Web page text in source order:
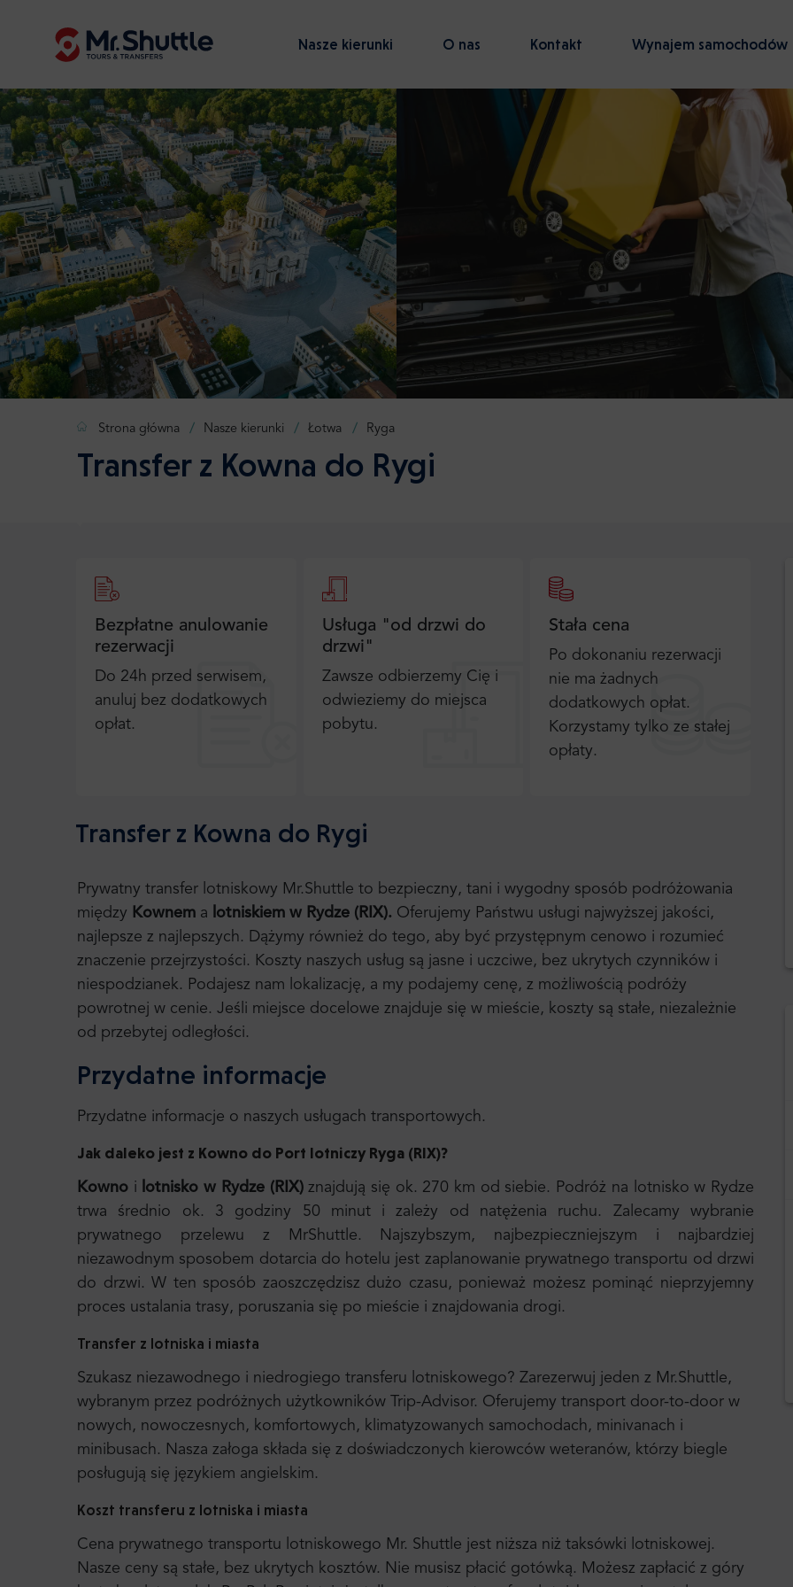
Nasze kierunki O nas Kontakt Wynajem samochodów
Strona główna Nasze kierunki Łotwa Ryga
Transfer z Kowna do Rygi
Bezpłatne anulowanie
rezerwacji
Do 24h przed serwisem,
anuluj bez dodatkowych
opłat.
Usługa "od drzwi do
drzwi"
Zawsze odbierzemy Cię i
odwieziemy do miejsca
pobytu.
Stała cena
Po dokonaniu rezerwacji
nie ma żadnych
dodatkowych opłat.
Korzystamy tylko ze stałej
opłaty.
Transfer z Kowna do Rygi
Prywatny transfer lotniskowy Mr.Shuttle to bezpieczny, tani i wygodny sposób podróżowania
między Kownem a lotniskiem w Rydze (RIX). Oferujemy Państwu usługi najwyższej jakości,
najlepsze z najlepszych. Dążymy również do tego, aby być przystępnym cenowo i rozumieć
znaczenie przejrzystości. Koszty naszych usług są jasne i uczciwe, bez ukrytych czynników i
niespodzianek. Podajesz nam lokalizację, a my podajemy cenę, z możliwością podróży
powrotnej w cenie. Jeśli miejsce docelowe znajduje się w mieście, koszty są stałe, niezależnie
od przebytej odległości.
Przydatne informacje
Przydatne informacje o naszych usługach transportowych.
Jak daleko jest z Kowno do Port lotniczy Ryga (RIX)?
Kowno i lotnisko w Rydze (RIX)znajdują się ok. 270 km od siebie. Podróż na lotnisko w Rydze
trwa średnio ok. 3 godziny 50 minut i zależy od natężenia ruchu. Zalecamy wybranie
prywatnego przelewu z MrShuttle. Najszybszym, najbezpieczniejszym i najbardziej
niezawodnym sposobem dotarcia do hotelu jest zaplanowanie prywatnego transportu od drzwi
do drzwi. W ten sposób zaoszczędzisz dużo czasu, ponieważ możesz pominąć nieprzyjemny
proces ustalania trasy, poruszania się po mieście i znajdowania drogi.
Transfer z lotniska i miasta
Szukasz niezawodnego i niedrogiego transferu lotniskowego? Zarezerwuj jeden z Mr.Shuttle,
wybranym przez podróżnych użytkowników Trip-Advisor. Oferujemy transport door-to-door w
nowych, nowoczesnych, komfortowych, klimatyzowanych samochodach, minivanach i
minibusach. Nasza załoga składa się z doświadczonych kierowców weteranów, którzy biegle
posługują się językiem angielskim.
Koszt transferu z lotniska i miasta
Cena prywatnego transportu lotniskowego Mr. Shuttle jest niższa niż taksówki lotniskowej.
Nasze ceny są stałe, bez ukrytych kosztów. Nie musisz płacić gotówką. Możesz zapłacić z góry